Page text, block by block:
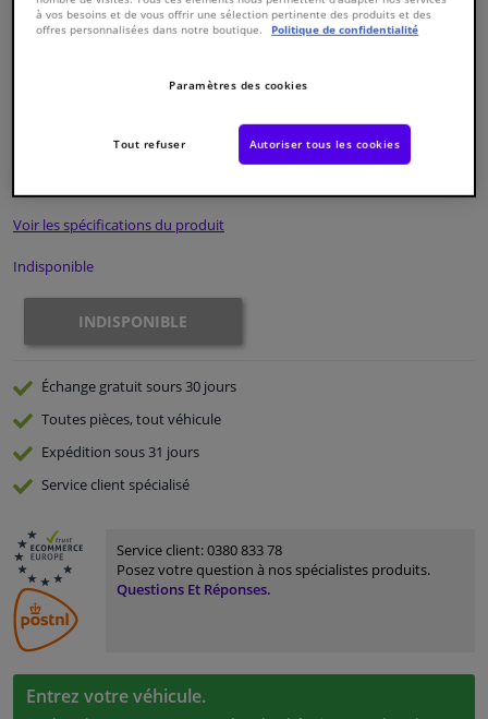
Atelier & outils
Promotions et réductions
Capteurs & électronique
5050063625738
Voir les spécifications du produit
Indisponible
INDISPONIBLE
Échange gratuitsours 30 jours
Toutes pièces, tout véhicule
Expédition sous 31 jours
Serviceclient spécialisé
Service client:0380 833 78
Posez votre question à nos spécialistes produits.
Questions Et Réponses.
Entrez votre véhicule.
à vos besoins et de vous offrir une sélection pertinente des produits et des
offres personnalisées dans notre boutique.
Politique de confidentialité
Paramètres des cookies
Tout refuser Autoriser tous les cookies